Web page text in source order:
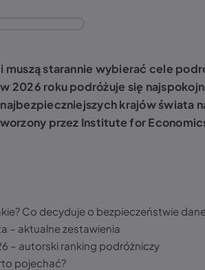
starannie wybierać cele
2026 roku podróżuje się
krajów świata
przez Institute for
Co decyduje o bezpieczeństwie
– aktualne zestawienia
– autorski ranking podróżniczy
pojechać?